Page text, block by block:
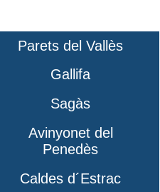
Parets del Vallès
Gallifa
Sagàs
Avinyonet del
Penedès
Caldes d´Estrac